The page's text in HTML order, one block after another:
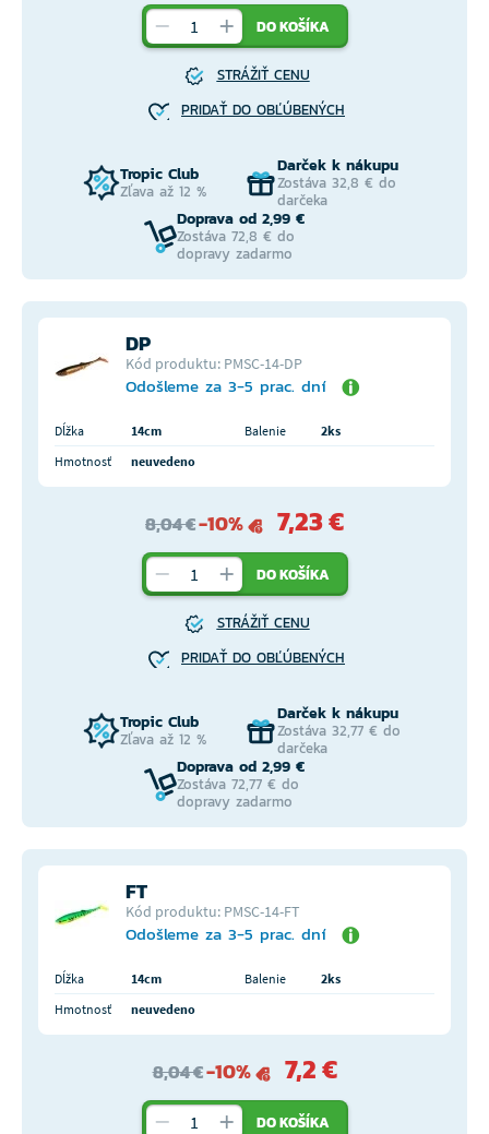
DO KOŠÍKA
STRÁŽIŤ CENU
PRIDAŤ DO OBĽÚBENÝCH
Tropic Club
Zľava až 12 %
Darček k nákupu
Zostáva 32,8 € do
darčeka
Doprava od 2,99 €
Zostáva 72,8 € do
dopravy zadarmo
DP
Kód produktu: PMSC-14-DP
Odošleme za 3-5 prac. dní
Dĺžka 14cm Balenie
2ks
Hmotnosť
neuvedeno
8,04 €-10% 7,23 €
DO KOŠÍKA
STRÁŽIŤ CENU
PRIDAŤ DO OBĽÚBENÝCH
Tropic Club
Zľava až 12 %
Darček k nákupu
Zostáva 32,77 € do
darčeka
Doprava od 2,99 €
Zostáva 72,77 € do
dopravy zadarmo
FT
Kód produktu: PMSC-14-FT
Odošleme za 3-5 prac. dní
Dĺžka 14cm Balenie
2ks
Hmotnosť
neuvedeno
8,04 €-10% 7,2 €
DO KOŠÍKA